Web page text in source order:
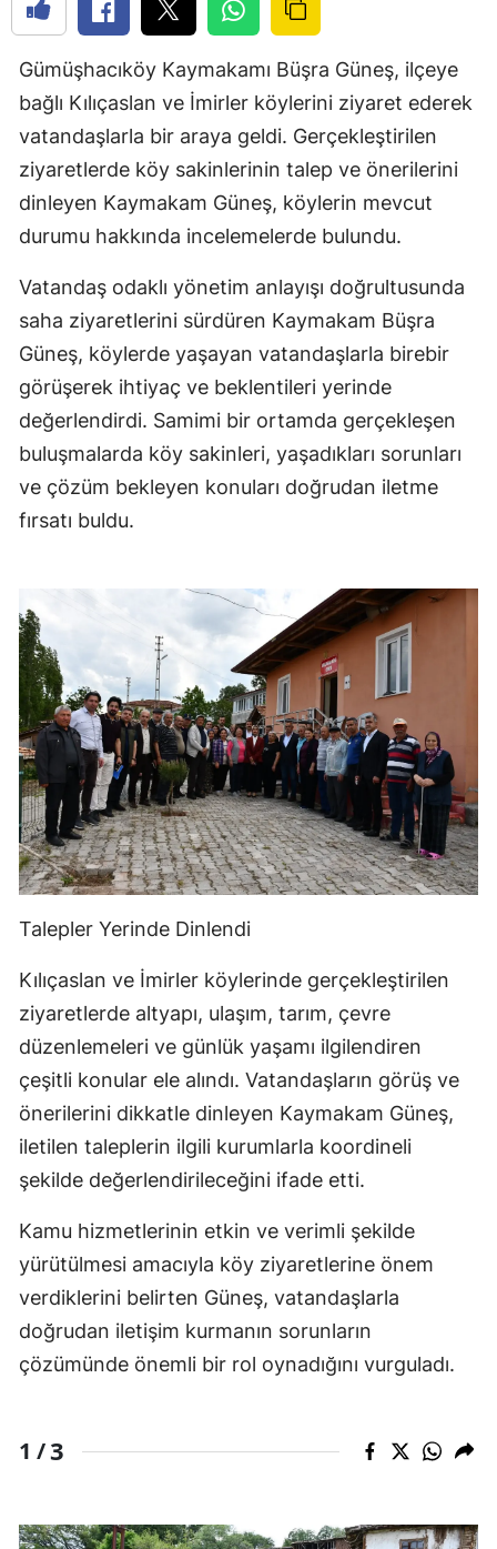
Gümüşhacıköy Kaymakamı Büşra Güneş, ilçeye
bağlı Kılıçaslan ve İmirler köylerini ziyaret ederek
vatandaşlarla bir araya geldi. Gerçekleştirilen
ziyaretlerde köy sakinlerinin talep ve önerilerini
dinleyen Kaymakam Güneş, köylerin mevcut
durumu hakkında incelemelerde bulundu.
Vatandaş odaklı yönetim anlayışı doğrultusunda
saha ziyaretlerini sürdüren Kaymakam Büşra
Güneş, köylerde yaşayan vatandaşlarla birebir
görüşerek ihtiyaç ve beklentileri yerinde
değerlendirdi. Samimi bir ortamda gerçekleşen
buluşmalarda köy sakinleri, yaşadıkları sorunları
ve çözüm bekleyen konuları doğrudan iletme
fırsatı buldu.
Talepler Yerinde Dinlendi
Kılıçaslan ve İmirler köylerinde gerçekleştirilen
ziyaretlerde altyapı, ulaşım, tarım, çevre
düzenlemeleri ve günlük yaşamı ilgilendiren
çeşitli konular ele alındı. Vatandaşların görüş ve
önerilerini dikkatle dinleyen Kaymakam Güneş,
iletilen taleplerin ilgili kurumlarla koordineli
şekilde değerlendirileceğini ifade etti.
Kamu hizmetlerinin etkin ve verimli şekilde
yürütülmesi amacıyla köy ziyaretlerine önem
verdiklerini belirten Güneş, vatandaşlarla
doğrudan iletişim kurmanın sorunların
çözümünde önemli bir rol oynadığını vurguladı.
1 /3